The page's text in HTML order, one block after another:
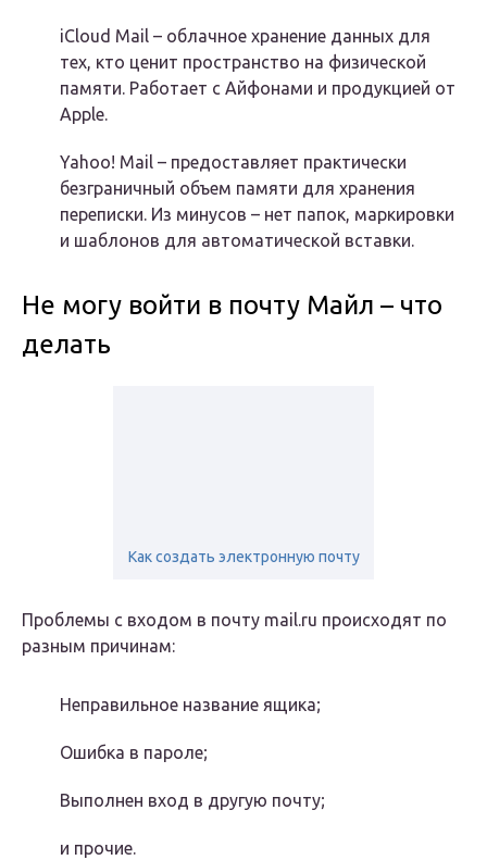
iCloud Mail – облачное хранение данных для
тех, кто ценит пространство на физической
памяти. Работает с Айфонами и продукцией от
Apple.
Yahoo! Mail – предоставляет практически
безграничный объем памяти для хранения
переписки. Из минусов – нет папок, маркировки
и шаблонов для автоматической вставки.
Не могу войти в почту Майл – что
делать
Как создать электронную почту
Проблемы с входом в почту mail.ru происходят по
разным причинам:
Неправильное название ящика;
Ошибка в пароле;
Выполнен вход в другую почту;
и прочие.